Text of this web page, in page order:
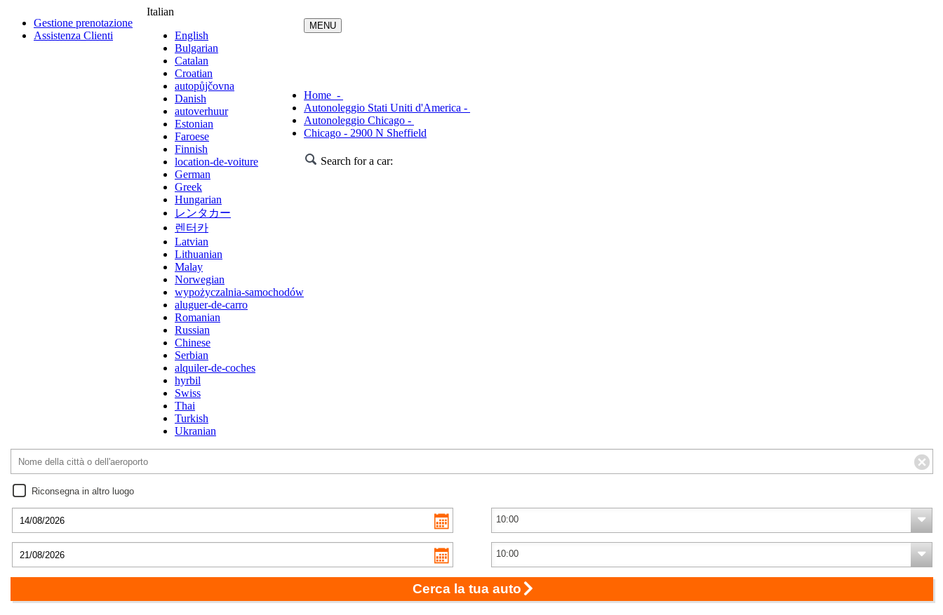
Gestione prenotazione
Assistenza Clienti
Italian
English
Bulgarian
Catalan
Croatian
autopůjčovna
Danish
autoverhuur
Estonian
Faroese
Finnish
location-de-voiture
German
Greek
Hungarian
レンタカー
렌터카
Latvian
Lithuanian
Malay
Norwegian
wypożyczalnia-samochodów
aluguer-de-carro
Romanian
Russian
Chinese
Serbian
alquiler-de-coches
hyrbil
Swiss
Thai
Turkish
Ukranian
Home -
Autonoleggio Stati Uniti d'America -
Autonoleggio Chicago -
Chicago - 2900 N Sheffield
Search for a car:
Riconsegna in altro luogo
Cerca la tua auto